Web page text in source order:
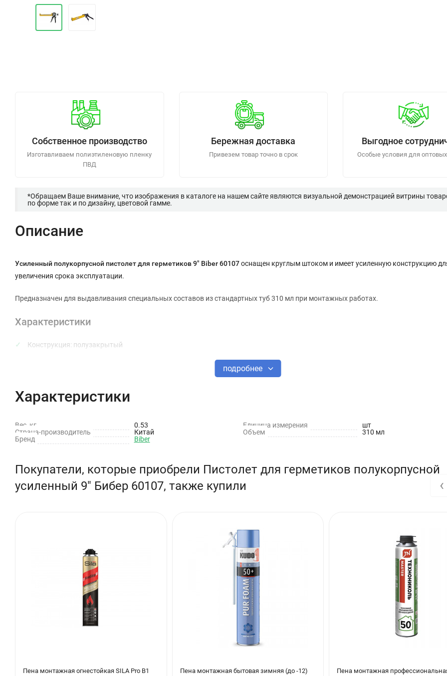
Собственное производство
Изготавливаем полиэтиленовую пленку
ПВД
Бережная доставка
Привезем товар точно в срок
Выгодное
Особые условия для
*Обращаем Ваше внимание, что изображения в каталоге на нашем сайте являются визуальной демонстрацией витрины
по форме так и по дизайну, цветовой гамме.
Описание
Усиленный полукорпусной пистолет для герметиков 9" Biber 60107оснащен круглым штоком и имеет усиленную конструкцию
увеличения срока эксплуатации.
Предназначен для выдавливания специальных составов из стандартных туб 310 мл при монтажных работах.
Характеристики
Конструкция: полузакрытый
Материал корпуса: металл
Вес нетто: 0.53 кг
подробнее
Характеристики
Вес, кг 0.53 Единица измерения
шт
Страна-производитель
Китай Объем
310 мл
Бренд
Biber
Покупатели, которые приобрели Пистолет для герметиков полукорпусной
усиленный 9" Бибер 60107, также купили
Пена монтажная огнестойкая SILA Pro B1
Пена монтажная бытовая зимняя (до -12)
Пена монтажная
‹